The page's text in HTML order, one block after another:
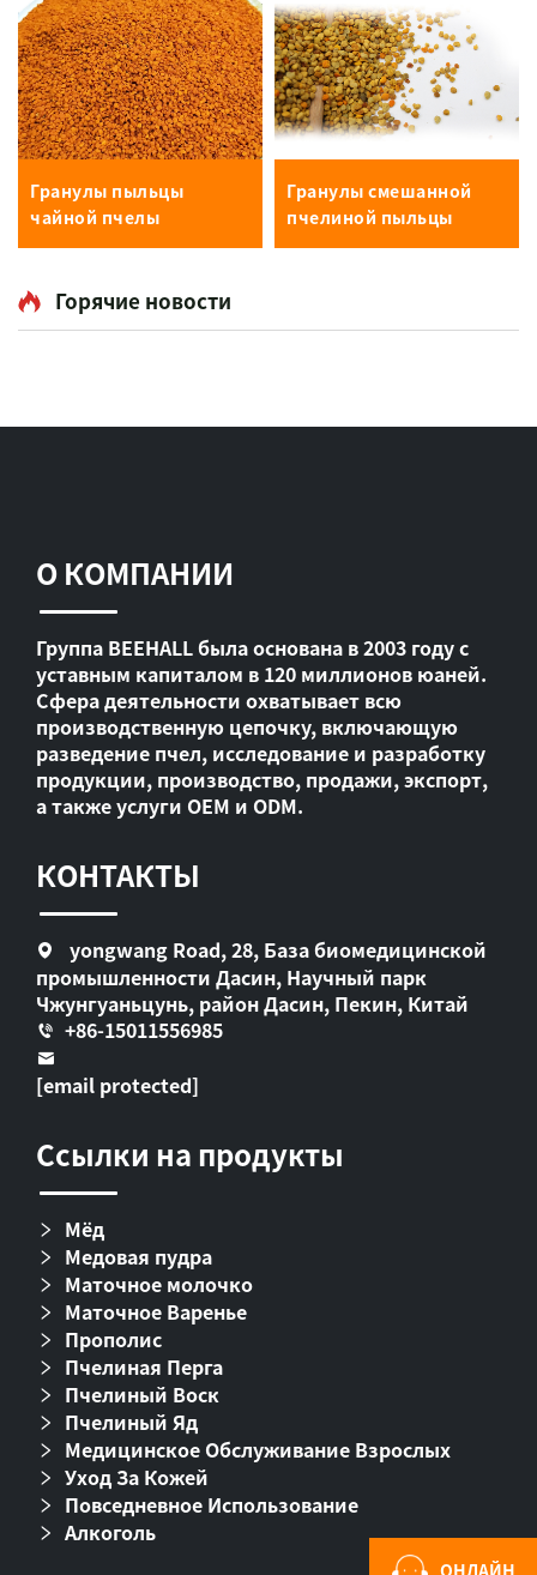
Гранулы пыльцы
чайной пчелы
Гранулы смешанной
пчелиной пыльцы
Горячие новости
ОНЛАЙН
О КОМПАНИИ
Группа BEEHALL была основана в 2003 году с
уставным капиталом в 120 миллионов юаней.
Сфера деятельности охватывает всю
производственную цепочку, включающую
разведение пчел, исследование и разработку
продукции, производство, продажи, экспорт,
а также услуги OEM и ODM.
КОНТАКТЫ
yongwang Road, 28, База биомедицинской
промышленности Дасин, Научный парк
Чжунгуаньцунь, район Дасин, Пекин, Китай
+86-15011556985
[email protected]
Ссылки на продукты
Мёд
Медовая пудра
Маточное молочко
Маточное Варенье
Прополис
Пчелиная Перга
Пчелиный Воск
Пчелиный Яд
Медицинское Обслуживание Взрослых
Уход За Кожей
Повседневное Использование
Алкоголь